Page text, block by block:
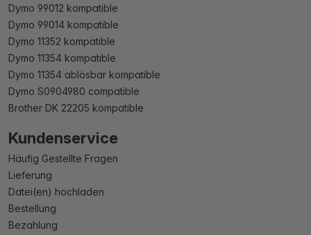
Dymo 99012 kompatible
Dymo 99014 kompatible
Dymo 11352 kompatible
Dymo 11354 kompatible
Dymo 11354 ablösbar kompatible
Dymo S0904980 compatible
Brother DK 22205 kompatible
Kundenservice
Häufig Gestellte Fragen
Lieferung
Datei(en) hochladen
Bestellung
Bezahlung